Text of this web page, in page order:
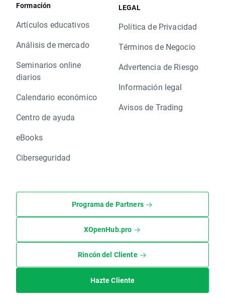
Formación
Artículos educativos
Análisis de mercado
Seminarios online
diarios
Calendario económico
Centro de ayuda
eBooks
Ciberseguridad
LEGAL
Política de Privacidad
Términos de Negocio
Advertencia de Riesgo
Información legal
Avisos de Trading
Programa de Partners
XOpenHub.pro
Rincón del Cliente
Hazte Cliente